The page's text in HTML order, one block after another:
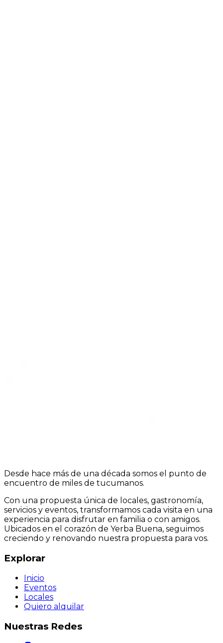
Desde hace más de una década somos el punto de
encuentro de miles de tucumanos.
Con una propuesta única de locales, gastronomía,
servicios y eventos, transformamos cada visita en una
experiencia para disfrutar en familia o con amigos.
Ubicados en el corazón de Yerba Buena, seguimos
creciendo y renovando nuestra propuesta para vos.
Explorar
Inicio
Eventos
Locales
Quiero alquilar
Nuestras Redes